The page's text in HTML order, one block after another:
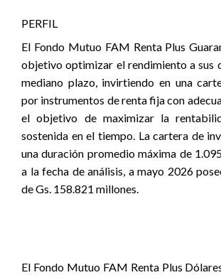
PERFIL
El Fondo Mutuo FAM Renta Plus
objetivo optimizar el rendimiento a sus
mediano plazo, invirtiendo en una
por instrumentos de renta fija con
el objetivo de maximizar la
sostenida en el tiempo. La cartera de
una duración promedio máxima de
a la fecha de análisis, a mayo 2026
de Gs. 158.821 millones.
El Fondo Mutuo FAM Renta Plus